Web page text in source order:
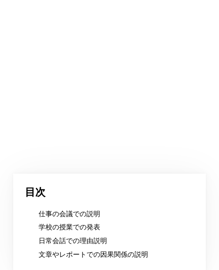
目次
仕事の会議での説明
学校の授業での発表
日常会話での理由説明
文章やレポートでの因果関係の説明